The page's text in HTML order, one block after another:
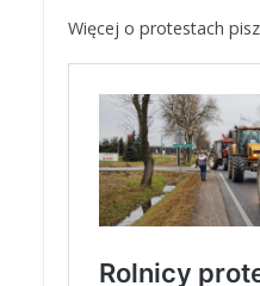
Więcej o protestach